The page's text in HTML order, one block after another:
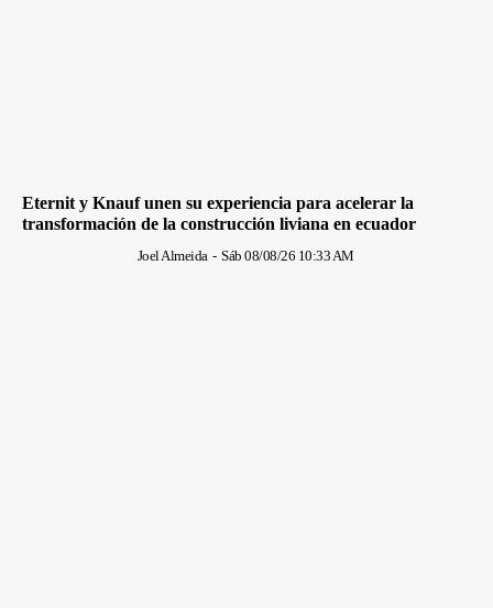
Eternit y Knauf unen su experiencia para acelerar la
transformación de la construcción liviana en ecuador
Joel Almeida - Sáb 08/08/26 10:33 AM